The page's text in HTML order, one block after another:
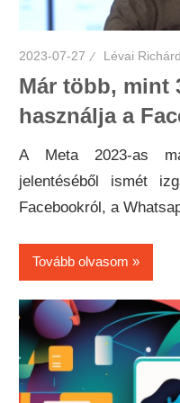
2023-07-27 Lévai Richárd
Már több, mint
használja a
A Meta 2023-as
jelentéséből ismét
Facebookról, a
Tovább olvasom